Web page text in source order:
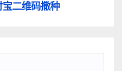
二维码撒种